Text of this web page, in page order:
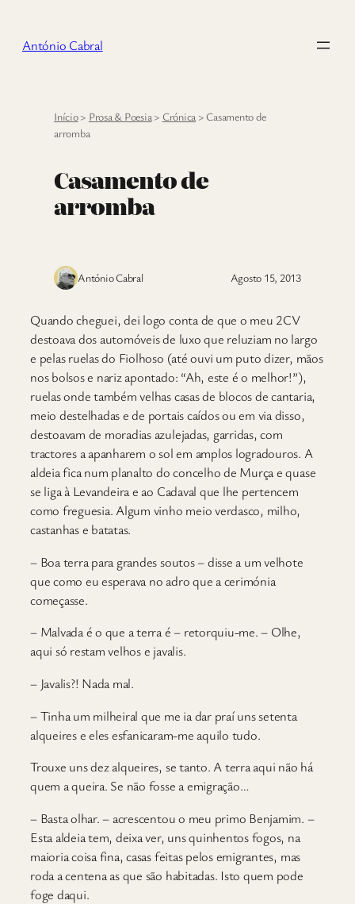
António Cabral
Início> Prosa & Poesia> Crónica >Casamento de
arromba
Casamento de
arromba
António Cabral Agosto 15, 2013
Quando cheguei, dei logo conta de que o meu 2CV
destoava dos automóveis de luxo que reluziam no largo
e pelas ruelas do Fiolhoso (até ouvi um puto dizer, mãos
nos bolsos e nariz apontado: “Ah, este é o melhor!”),
ruelas onde também velhas casas de blocos de cantaria,
meio destelhadas e de portais caídos ou em via disso,
destoavam de moradias azulejadas, garridas, com
tractores a apanharem o sol em amplos logradouros. A
aldeia fica num planalto do concelho de Murça e quase
se liga à Levandeira e ao Cadaval que lhe pertencem
como freguesia. Algum vinho meio verdasco, milho,
castanhas e batatas.
– Boa terra para grandes soutos – disse a um velhote
que como eu esperava no adro que a cerimónia
começasse.
– Malvada é o que a terra é – retorquiu-me. – Olhe,
aqui só restam velhos e javalis.
– Javalis?! Nada mal.
– Tinha um milheiral que me ia dar praí uns setenta
alqueires e eles esfanicaram-me aquilo tudo.
Trouxe uns dez alqueires, se tanto. A terra aqui não há
quem a queira. Se não fosse a emigração…
– Basta olhar. – acrescentou o meu primo Benjamim. –
Esta aldeia tem, deixa ver, uns quinhentos fogos, na
maioria coisa fina, casas feitas pelos emigrantes, mas
roda a centena as que são habitadas. Isto quem pode
foge daqui.